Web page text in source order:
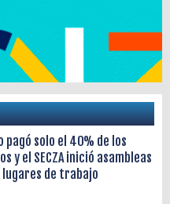
pagó solo el 40% de los
y el SECZA inició asambleas
lugares de trabajo